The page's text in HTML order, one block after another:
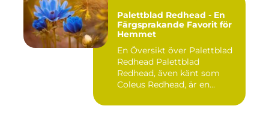
Palettblad Redhead - En
Färgsprakande Favorit för
Hemmet
En Översikt över Palettblad
Redhead Palettblad
Redhead, även känt som
Coleus Redhead, är en